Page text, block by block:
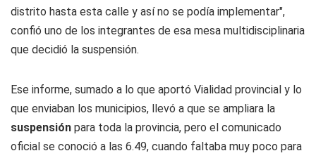
distrito hasta esta calle y así no se podía implementar",
confió uno de los integrantes de esa mesa multidisciplinaria
que decidió la suspensión.
Ese informe, sumado a lo que aportó Vialidad provincial y lo
que enviaban los municipios, llevó a que se ampliara la
suspensión para toda la provincia, pero el comunicado
oficial se conoció a las 6.49, cuando faltaba muy poco para